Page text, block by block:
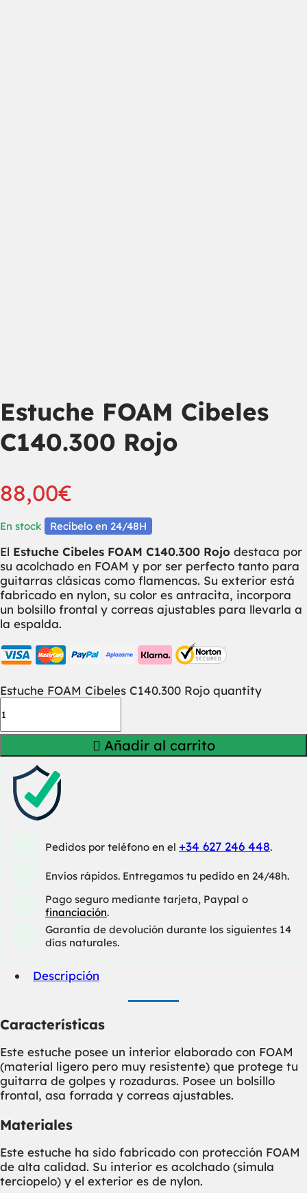
Estuche FOAM Cibeles
C140.300 Rojo
88,00€
En stock Recíbelo en 24/48H
El Estuche Cibeles FOAM C140.300 Rojo destaca por
su acolchado en FOAM y por ser perfecto tanto para
guitarras clásicas como flamencas. Su exterior está
fabricado en nylon, su color es antracita, incorpora
un bolsillo frontal y correas ajustables para llevarla a
la espalda.
Estuche FOAM Cibeles C140.300 Rojo quantity
Añadir al carrito
Pedidos por teléfono en el +34 627 246 448.
Envíos rápidos. Entregamos tu pedido en 24/48h.
Pago seguro mediante tarjeta, Paypal o
financiación.
Garantía de devolución durante los siguientes 14
días naturales.
Descripción
Características
Este estuche posee un interior elaborado con FOAM
(material ligero pero muy resistente) que protege tu
guitarra de golpes y rozaduras. Posee un bolsillo
frontal, asa forrada y correas ajustables.
Materiales
Este estuche ha sido fabricado con protección FOAM
de alta calidad. Su interior es acolchado (simula
terciopelo) y el exterior es de nylon.